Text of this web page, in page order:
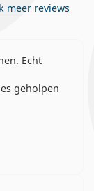
meer reviews
Echt
geholpen